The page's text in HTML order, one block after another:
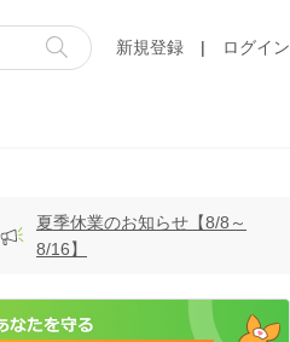
新規登録 | ログイン
夏季休業のお知らせ【8/8～
8/16】